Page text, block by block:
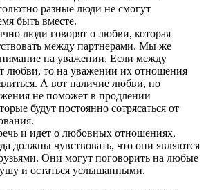
разные люди не смогут
быть вместе.
люди говорят о любви, которая
между партнерами. Мы же
на уважении. Если между
любви, то на уважении их отношения
А вот наличие любви, но
не поможет в продлении
будут постоянно сотрясаться от
и идет о любовных отношениях,
должны чувствовать, что они являются
Они могут поговорить на любые
и остаться услышанными.